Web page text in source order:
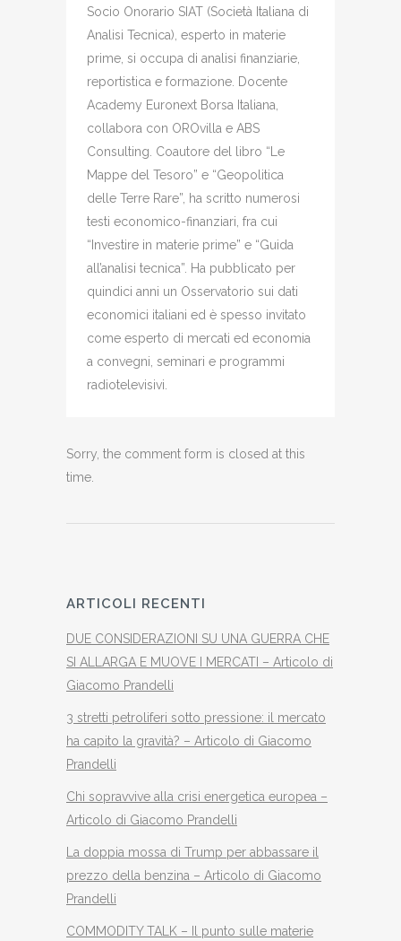
Socio Onorario SIAT (Società Italiana di
Analisi Tecnica), esperto in materie
prime, si occupa di analisi finanziarie,
reportistica e formazione. Docente
Academy Euronext Borsa Italiana,
collabora con OROvilla e ABS
Consulting. Coautore del libro “Le
Mappe del Tesoro” e “Geopolitica
delle Terre Rare”, ha scritto numerosi
testi economico-finanziari, fra cui
“Investire in materie prime” e “Guida
all’analisi tecnica”. Ha pubblicato per
quindici anni un Osservatorio sui dati
economici italiani ed è spesso invitato
come esperto di mercati ed economia
a convegni, seminari e programmi
radiotelevisivi.
Sorry, the comment form is closed at this
time.
ARTICOLI RECENTI
DUE CONSIDERAZIONI SU UNA GUERRA CHE
SI ALLARGA E MUOVE I MERCATI – Articolo di
Giacomo Prandelli
3 stretti petroliferi sotto pressione: il mercato
ha capito la gravità? – Articolo di Giacomo
Prandelli
Chi sopravvive alla crisi energetica europea –
Articolo di Giacomo Prandelli
La doppia mossa di Trump per abbassare il
prezzo della benzina – Articolo di Giacomo
Prandelli
COMMODITY TALK – Il punto sulle materie